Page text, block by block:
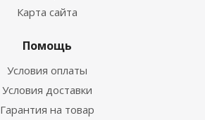
Карта сайта
Помощь
Условия оплаты
Условия доставки
Гарантия на товар